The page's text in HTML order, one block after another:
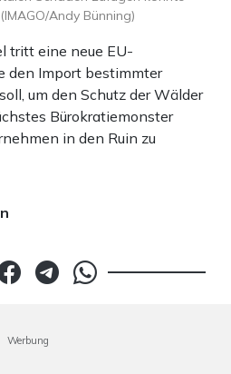
tritt eine neue EU-
den Import bestimmter
um den Schutz der Wälder
Bürokratiemonster
in den Ruin zu
Andy Bünning)
Werbung